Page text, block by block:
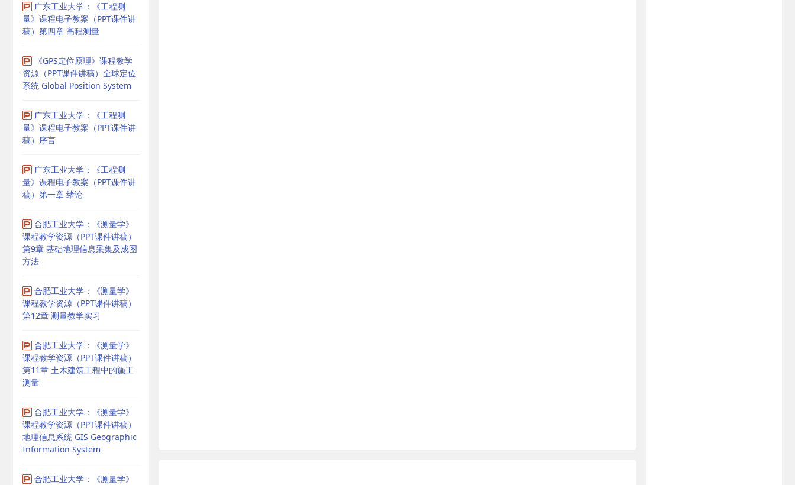
广东工业大学：《工程测
量》课程电子教案（PPT课件讲
稿）第四章 高程测量
《GPS定位原理》课程教学
资源（PPT课件讲稿）全球定位
系统 Global Position System
广东工业大学：《工程测
量》课程电子教案（PPT课件讲
稿）序言
广东工业大学：《工程测
量》课程电子教案（PPT课件讲
稿）第一章 绪论
合肥工业大学：《测量学》
课程教学资源（PPT课件讲稿）
第9章 基础地理信息采集及成图
方法
合肥工业大学：《测量学》
课程教学资源（PPT课件讲稿）
第12章 测量教学实习
合肥工业大学：《测量学》
课程教学资源（PPT课件讲稿）
第11章 土木建筑工程中的施工
测量
合肥工业大学：《测量学》
课程教学资源（PPT课件讲稿）
地理信息系统 GIS Geographic
Information System
合肥工业大学：《测量学》